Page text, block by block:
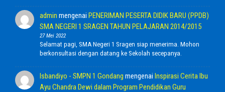
admin mengenai PENERIMAN PESERTA DIDIK BARU (PPDB)
SMA NEGERI 1 SRAGEN TAHUN PELAJARAN 2014/2015
27 Mei 2022
Selamat pagi, SMA Negeri 1 Sragen siap menerima. Mohon
berkonsultasi dengan datang ke Sekolah secepanya.
Isbandiyo - SMPN 1 Gondang mengenai Inspirasi Cerita Ibu
Ayu Chandra Dewi dalam Program Pendidikan Guru